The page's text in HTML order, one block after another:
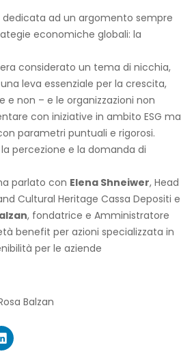
dedicata ad un argomento sempre
economiche globali: la
considerato un tema di nicchia,
leva essenziale per la crescita,
non – e le organizzazioni non
con iniziative in ambito ESG ma
parametri puntuali e rigorosi.
percezione e la domanda di
parlato con Elena Shneiwer, Head
Cultural Heritage Cassa Depositi e
, fondatrice e Amministratore
benefit per azioni specializzata in
per le aziende
Balzan